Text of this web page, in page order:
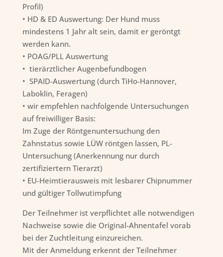
Profil)
• HD & ED Auswertung: Der Hund muss
mindestens 1 Jahr alt sein, damit er geröntgt
werden kann.
• POAG/PLL Auswertung
• tierärztlicher Augenbefundbogen
• SPAID-Auswertung (durch TiHo-Hannover,
Laboklin, Feragen)
• wir empfehlen nachfolgende Untersuchungen
auf freiwilliger Basis:
Im Zuge der Röntgenuntersuchung den
Zahnstatus sowie LÜW röntgen lassen, PL-
Untersuchung (Anerkennung nur durch
zertifiziertern Tierarzt)
• EU-Heimtierausweis mit lesbarer Chipnummer
und gültiger Tollwutimpfung
Der Teilnehmer ist verpflichtet alle notwendigen
Nachweise sowie die Original-Ahnentafel vorab
bei der Zuchtleitung einzureichen.
Mit der Anmeldung erkennt der Teilnehmer